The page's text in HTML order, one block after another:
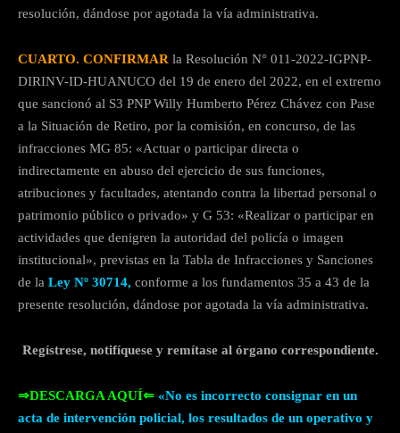
resolución, dándose por agotada la vía administrativa.
CUARTO. CONFIRMAR la Resolución N° 011-2022-IGPNP-
DIRINV-ID-HUANUCO del 19 de enero del 2022, en el extremo
que sancionó al S3 PNP Willy Humberto Pérez Chávez con Pase
a la Situación de Retiro, por la comisión, en concurso, de las
infracciones MG 85: «Actuar o participar directa o
indirectamente en abuso del ejercicio de sus funciones,
atribuciones y facultades, atentando contra la libertad personal o
patrimonio público o privado» y G 53: «Realizar o participar en
actividades que denigren la autoridad del policía o imagen
institucional», previstas en la Tabla de Infracciones y Sanciones
de la Ley Nº 30714, conforme a los fundamentos 35 a 43 de la
presente resolución, dándose por agotada la vía administrativa.
Regístrese, notifíquese y remítase al órgano correspondiente.
⇒DESCARGA AQUÍ⇐ «No es incorrecto consignar en un
acta de intervención policial, los resultados de un operativo y